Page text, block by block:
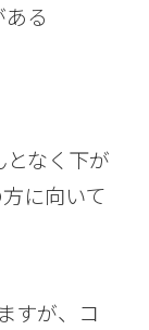
る
なく下が
に向いて
すが、コ